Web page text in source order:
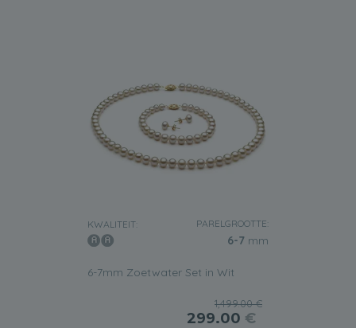
KWALITEIT: PARELGROOTTE:
6-7 mm
6-7mm Zoetwater Set in Wit
1,499.00 €
299.00 €